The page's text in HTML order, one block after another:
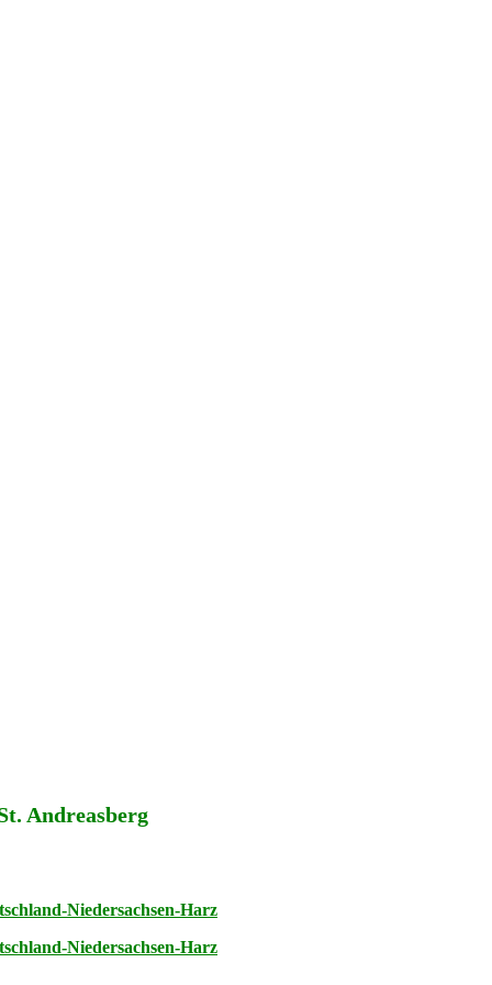
Andreasberg
Niedersachsen-Harz
Niedersachsen-Harz